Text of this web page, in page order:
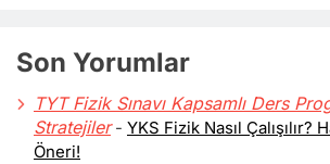
Son Yorumlar
TYT Fizik Sınavı Kapsamlı Ders
Stratejiler- YKS Fizik Nasıl Çalışılır?
Öneri!